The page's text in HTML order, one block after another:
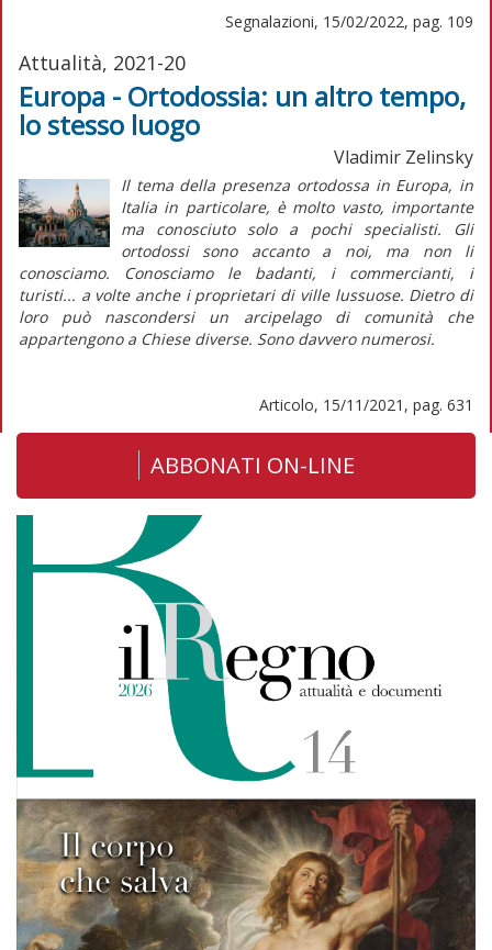
Segnalazioni, 15/02/2022, pag. 109
Attualità, 2021-20
Europa - Ortodossia: un altro tempo,
lo stesso luogo
Vladimir Zelinsky
Il tema della presenza ortodossa in Europa, in
Italia in particolare, è molto vasto, importante
ma conosciuto solo a pochi specialisti. Gli
ortodossi sono accanto a noi, ma non li
conosciamo. Conosciamo le badanti, i commercianti, i
turisti... a volte anche i proprietari di ville lussuose. Dietro di
loro può nascondersi un arcipelago di comunità che
appartengono a Chiese diverse. Sono davvero numerosi.
Articolo, 15/11/2021, pag. 631
ABBONATI ON-LINE